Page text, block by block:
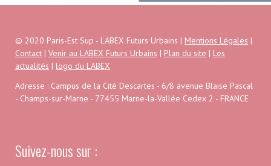
© 2020 Paris-Est Sup - LABEX Futurs Urbains | Mentions Légales |
Contact | Venir au LABEX Futurs Urbains | Plan du site | Les
actualités | logo du LABEX
Adresse : Campus de la Cité Descartes - 6/8 avenue Blaise Pascal
- Champs-sur-Marne - 77455 Marne-la-Vallée Cedex 2 - FRANCE
Suivez-nous sur :